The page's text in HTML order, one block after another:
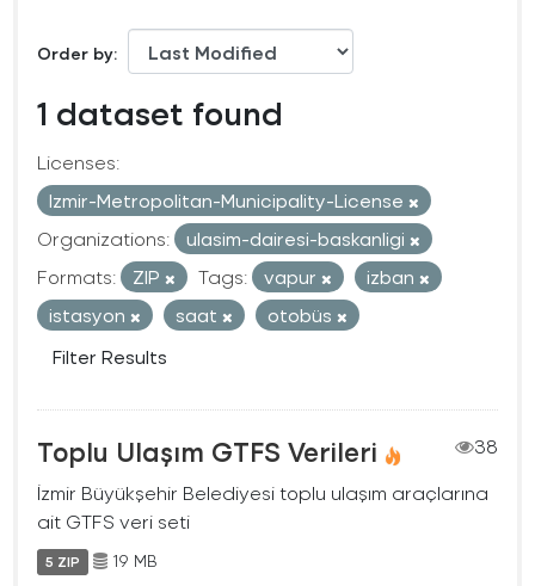
Order by
1 dataset found
Licenses:
Izmir-Metropolitan-Municipality-License
Organizations:
ulasim-dairesi-baskanligi
Formats:
ZIP Tags: vapur
izban
istasyon
saat
otobüs
Filter Results
Toplu Ulaşım GTFS Verileri
38
İzmir Büyükşehir Belediyesi toplu ulaşım araçlarına
ait GTFS veri seti
5 ZIP 19 MB